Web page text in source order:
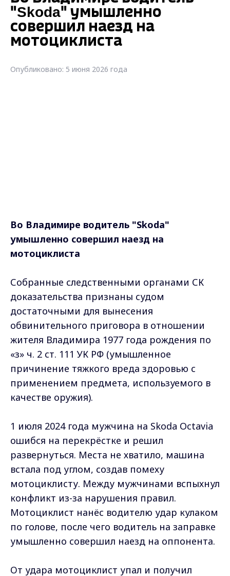
"Skoda" умышленно
совершил наезд на
мотоциклиста
Опубликовано: 5 июня 2026 года
Во Владимире водитель "Skoda"
умышленно совершил наезд на
мотоциклиста
Собранные следственными органами СК
доказательства признаны судом
достаточными для вынесения
обвинительного приговора в отношении
жителя Владимира 1977 года рождения по
«з» ч. 2 ст. 111 УК РФ (умышленное
причинение тяжкого вреда здоровью с
применением предмета, используемого в
качестве оружия).
1 июля 2024 года мужчина на Skoda Octavia
ошибся на перекрёстке и решил
развернуться. Места не хватило, машина
встала под углом, создав помеху
мотоциклисту. Между мужчинами вспыхнул
конфликт из-за нарушения правил.
Мотоциклист нанёс водителю удар кулаком
по голове, после чего водитель на заправке
умышленно совершил наезд на оппонента.
От удара мотоциклист упал и получил